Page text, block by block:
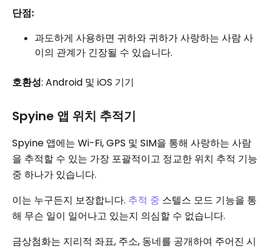
단점:
과도하게 사용하면 귀하와 귀하가 사랑하는 사람 사
이의 관계가 긴장될 수 있습니다.
호환성: Android 및 iOS 기기
Spyine 앱 위치 추적기
Spyine 앱에는 Wi-Fi, GPS 및 SIM을 통해 사랑하는 사람
을 추적할 수 있는 가장 포괄적이고 정교한 위치 추적 기능
중 하나가 있습니다.
이는 누구든지 보장합니다. 추적 중 스텔스 모드 기능을 통
해 무슨 일이 일어나고 있는지 의심할 수 없습니다.
금상첨화는 지리적 좌표, 주소, 동네를 공개하여 주어진 시